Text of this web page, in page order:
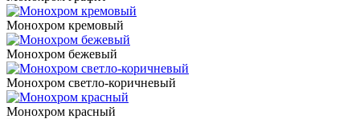
Монохром кремовый
Монохром бежевый
Монохром светло-коричневый
Монохром красный